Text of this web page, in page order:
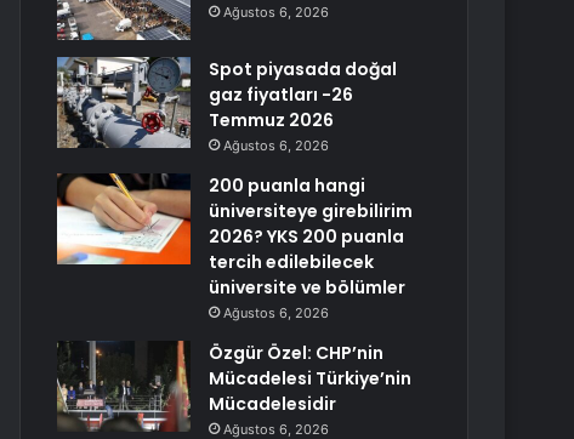
Ağustos 6, 2026
Spot piyasada doğal
gaz fiyatları -26
Temmuz 2026
Ağustos 6, 2026
200 puanla hangi
üniversiteye girebilirim
2026? YKS 200 puanla
tercih edilebilecek
üniversite ve bölümler
Ağustos 6, 2026
Özgür Özel: CHP’nin
Mücadelesi Türkiye’nin
Mücadelesidir
Ağustos 6, 2026